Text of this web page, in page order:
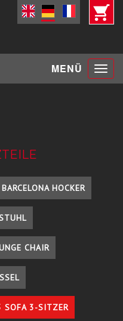
MENÜ Toggle
BARCELONA HOCKER
CHAIR
SOFA 3-SITZER